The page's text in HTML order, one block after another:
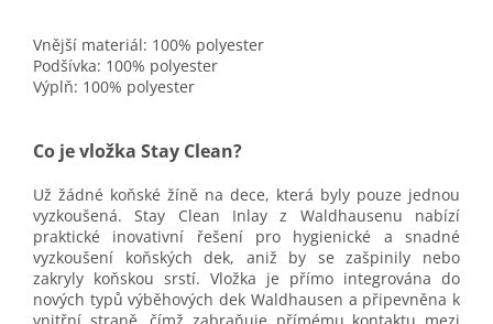
Vnější materiál: 100% polyester
Podšívka: 100% polyester
Výplň: 100% polyester
Co je vložka Stay Clean?
Už žádné koňské žíně na dece, která byly pouze jednou
vyzkoušená. Stay Clean Inlay z Waldhausenu nabízí
praktické inovativní řešení pro hygienické a snadné
vyzkoušení koňských dek, aniž by se zašpinily nebo
zakryly koňskou srstí. Vložka je přímo integrována do
nových typů výběhových dek Waldhausen a připevněna k